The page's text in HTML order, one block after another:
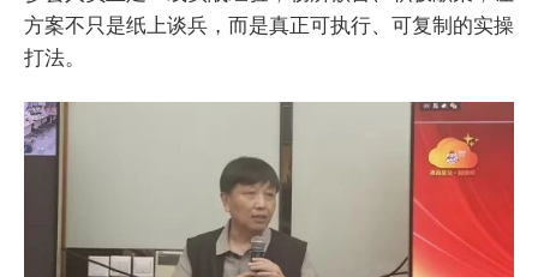
方案不只是纸上谈兵，而是真正可执行、可复制的实操
打法。